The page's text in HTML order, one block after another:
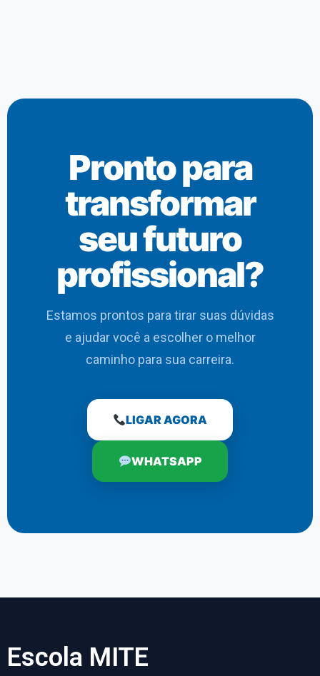
Pronto para
transformar
seu futuro
profissional?
Estamos prontos para tirar suas dúvidas
e ajudar você a escolher o melhor
caminho para sua carreira.
LIGAR AGORA
WHATSAPP
Escola MITE